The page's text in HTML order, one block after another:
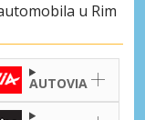
u Rim
AUTOVIA